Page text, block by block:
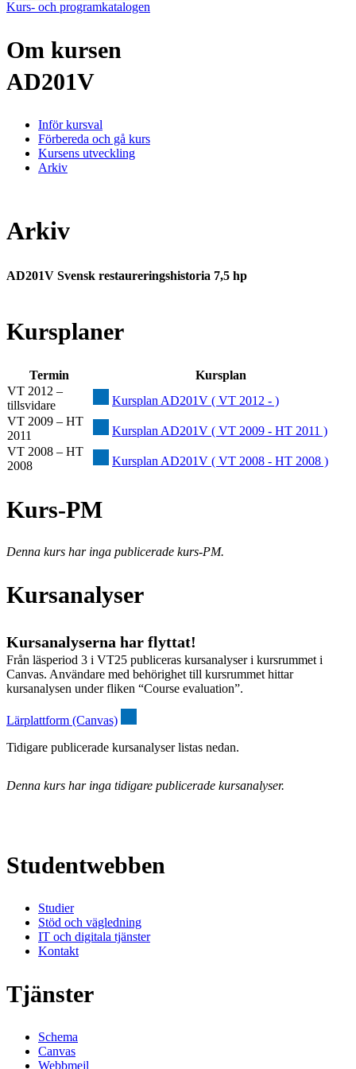
Kurs- och programkatalogen
Om kursen
AD201V
Inför kursval
Förbereda och gå kurs
Kursens utveckling
Arkiv
Arkiv
AD201V Svensk restaureringshistoria 7,5 hp
Kursplaner
Termin
Kursplan
VT 2012 –
tillsvidare
Kursplan AD201V ( VT 2012 - )
VT 2009 – HT
2011
Kursplan AD201V ( VT 2009 - HT 2011 )
VT 2008 – HT
2008
Kursplan AD201V ( VT 2008 - HT 2008 )
Kurs-PM
Denna kurs har inga publicerade kurs-PM.
Kursanalyser
Kursanalyserna har flyttat!
Från läsperiod 3 i VT25 publiceras kursanalyser i kursrummet i
Canvas. Användare med behörighet till kursrummet hittar
kursanalysen under fliken “Course evaluation”.
Lärplattform (Canvas)
Tidigare publicerade kursanalyser listas nedan.
Denna kurs har inga tidigare publicerade kursanalyser.
Studentwebben
Studier
Stöd och vägledning
IT och digitala tjänster
Kontakt
Tjänster
Schema
Canvas
Webbmejl